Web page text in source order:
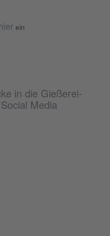
ein
in die Gießerei-
Media